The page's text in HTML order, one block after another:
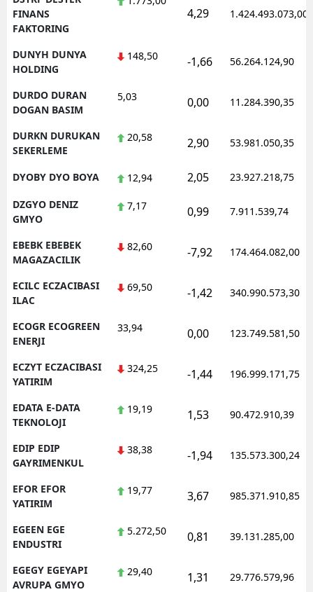
FINANS
FAKTORING
4,29 1.424.493.073,00
DUNYH DUNYA
HOLDING
148,50 -1,66 56.264.124,90
DURDO DURAN
DOGAN BASIM
5,03 0,00 11.284.390,35
DURKN DURUKAN
SEKERLEME
20,58 2,90 53.981.050,35
DYOBY DYO BOYA 12,94 2,05 23.927.218,75
DZGYO DENIZ
GMYO
7,17 0,99 7.911.539,74
EBEBK EBEBEK
MAGAZACILIK
82,60 -7,92 174.464.082,00
ECILC ECZACIBASI
ILAC
69,50 -1,42 340.990.573,30
ECOGR ECOGREEN
ENERJI
33,94 0,00 123.749.581,50
ECZYT ECZACIBASI
YATIRIM
324,25 -1,44 196.999.171,75
EDATA E-DATA
TEKNOLOJI
19,19 1,53 90.472.910,39
EDIP EDIP
GAYRIMENKUL
38,38 -1,94 135.573.300,24
EFOR EFOR
YATIRIM
19,77 3,67 985.371.910,85
EGEEN EGE
ENDUSTRI
5.272,50 0,81 39.131.285,00
EGEGY EGEYAPI
AVRUPA GMYO
29,40 1,31 29.776.579,96